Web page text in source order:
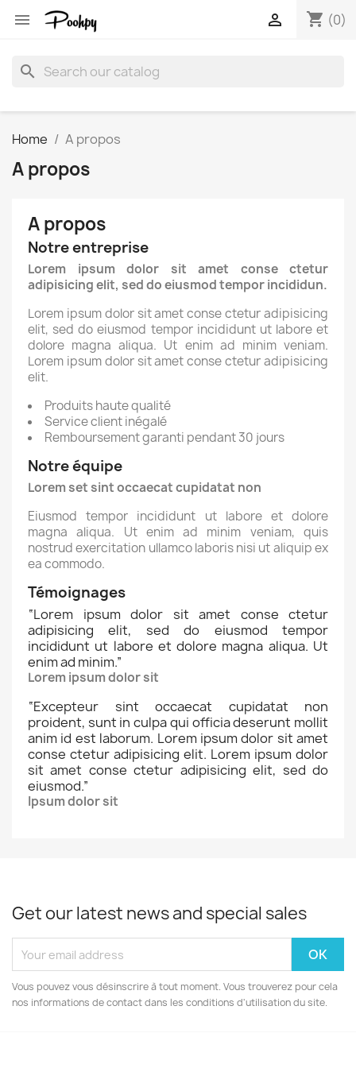
 shopping_cart (0)

search
Home A propos
A propos
A propos
Notre entreprise
Lorem ipsum dolor sit amet conse ctetur
adipisicing elit, sed do eiusmod tempor incididun.
Lorem ipsum dolor sit amet conse ctetur adipisicing
elit, sed do eiusmod tempor incididunt ut labore et
dolore magna aliqua. Ut enim ad minim veniam.
Lorem ipsum dolor sit amet conse ctetur adipisicing
elit.
Produits haute qualité
Service client inégalé
Remboursement garanti pendant 30 jours
Notre équipe
Lorem set sint occaecat cupidatat non
Eiusmod tempor incididunt ut labore et dolore
magna aliqua. Ut enim ad minim veniam, quis
nostrud exercitation ullamco laboris nisi ut aliquip ex
ea commodo.
Témoignages
“Lorem ipsum dolor sit amet conse ctetur
adipisicing elit, sed do eiusmod tempor
incididunt ut labore et dolore magna aliqua. Ut
enim ad minim.”
Lorem ipsum dolor sit
“Excepteur sint occaecat cupidatat non
proident, sunt in culpa qui officia deserunt mollit
anim id est laborum. Lorem ipsum dolor sit amet
conse ctetur adipisicing elit. Lorem ipsum dolor
sit amet conse ctetur adipisicing elit, sed do
eiusmod.”
Ipsum dolor sit
Get our latest news and special sales
Vous pouvez vous désinscrire à tout moment. Vous trouverez pour cela
nos informations de contact dans les conditions d'utilisation du site.